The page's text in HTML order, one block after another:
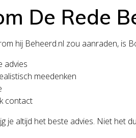
De Rede
hij Beheerd.nl zou aanraden, is
advies
meedenken
contact
je altijd het beste advies. Niet het